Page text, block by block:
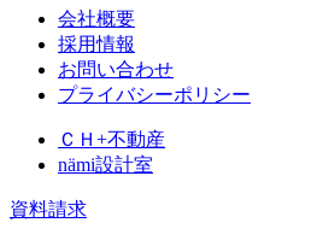
会社概要
採用情報
お問い合わせ
プライバシーポリシー
ＣＨ+不動産
nämi設計室
資料請求